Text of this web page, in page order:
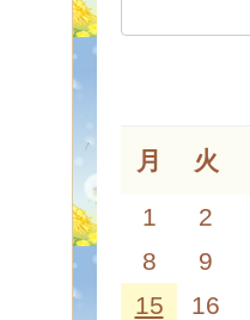
月 火
1 2
8
9
15
16